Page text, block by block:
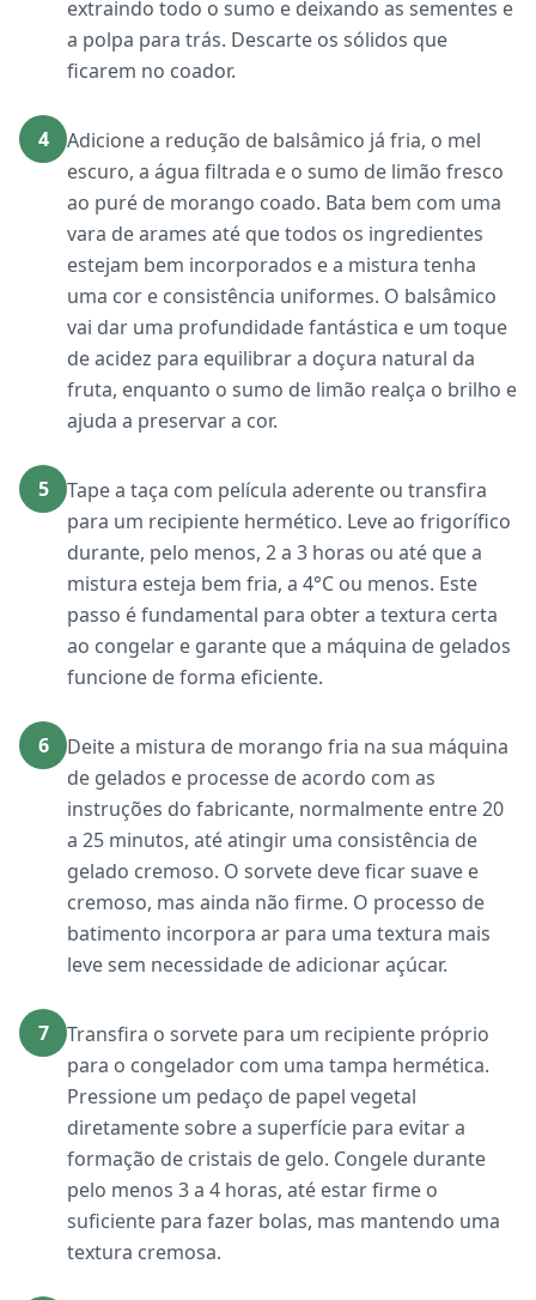
extraindo todo o sumo e deixando as sementes e
a polpa para trás. Descarte os sólidos que
ficarem no coador.
4
Adicione a redução de balsâmico já fria, o mel
escuro, a água filtrada e o sumo de limão fresco
ao puré de morango coado. Bata bem com uma
vara de arames até que todos os ingredientes
estejam bem incorporados e a mistura tenha
uma cor e consistência uniformes. O balsâmico
vai dar uma profundidade fantástica e um toque
de acidez para equilibrar a doçura natural da
fruta, enquanto o sumo de limão realça o brilho e
ajuda a preservar a cor.
5
Tape a taça com película aderente ou transfira
para um recipiente hermético. Leve ao frigorífico
durante, pelo menos, 2 a 3 horas ou até que a
mistura esteja bem fria, a 4°C ou menos. Este
passo é fundamental para obter a textura certa
ao congelar e garante que a máquina de gelados
funcione de forma eficiente.
6
Deite a mistura de morango fria na sua máquina
de gelados e processe de acordo com as
instruções do fabricante, normalmente entre 20
a 25 minutos, até atingir uma consistência de
gelado cremoso. O sorvete deve ficar suave e
cremoso, mas ainda não firme. O processo de
batimento incorpora ar para uma textura mais
leve sem necessidade de adicionar açúcar.
7
Transfira o sorvete para um recipiente próprio
para o congelador com uma tampa hermética.
Pressione um pedaço de papel vegetal
diretamente sobre a superfície para evitar a
formação de cristais de gelo. Congele durante
pelo menos 3 a 4 horas, até estar firme o
suficiente para fazer bolas, mas mantendo uma
textura cremosa.